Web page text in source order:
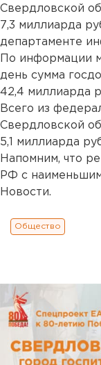
Свердловской
7,3 миллиарда
департаменте
По информации
день сумма
42,4 миллиарда
Всего из
Свердловской
5,1 миллиарда
Напомним, что
РФ с
Новости.
Общество